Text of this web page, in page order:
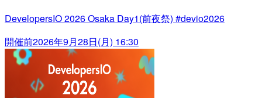
DevelopersIO 2026 Osaka Day1(前夜祭) #devio2026
開催前2026年9月28日(月) 16:30